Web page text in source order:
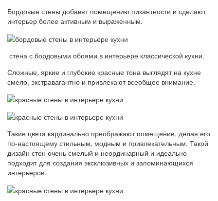
Бордовые стены добавят помещению пикантности и сделают
интерьер более активным и выраженным.
стена с бордовыми обоями в интерьере классической кухни.
Сложные, яркие и глубокие красные тона выглядят на кухне
смело, экстравагантно и привлекают всеобщее внимание.
Такие цвета кардинально преображают помещение, делая его
по-настоящему стильным, модным и привлекательным. Такой
дизайн стен очень смелый и неординарный и идеально
подходит для создания эксклюзивных и запоминающихся
интерьеров.